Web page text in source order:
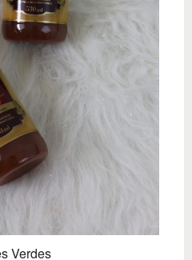
Verdes